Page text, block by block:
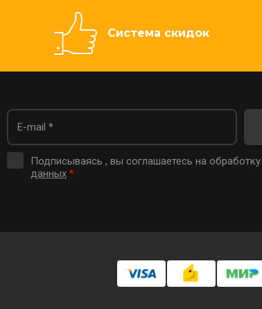
Система скидок
Подписываясь , вы соглашаетесь на обработку
данных *